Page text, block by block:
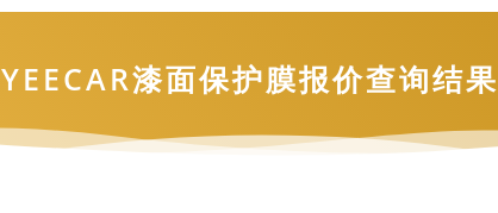
YEECAR漆面保护膜报价查询结果